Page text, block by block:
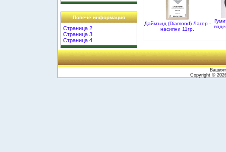
Повече информация
Страница 2
Страница 3
Страница 4
Даймънд (Diamond) Лагер -
насипни 11гр.
Copyright ©